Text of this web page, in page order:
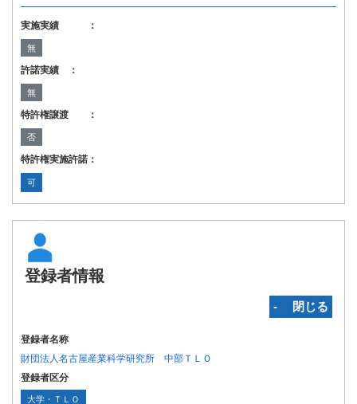
実施実績 ：
無
許諾実績 ：
無
特許権譲渡 ：
否
特許権実施許諾：
可
登録者情報
‐ 閉じる
登録者名称
財団法人名古屋産業科学研究所 中部ＴＬＯ
登録者区分
大学・ＴＬＯ